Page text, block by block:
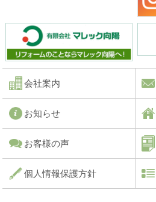
会社案内
お知らせ
お客様の声
個人情報保護方針